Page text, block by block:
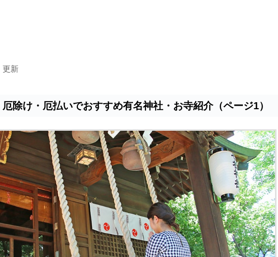
更新
除け・厄払いでおすすめ有名神社・お寺紹介（ページ1）